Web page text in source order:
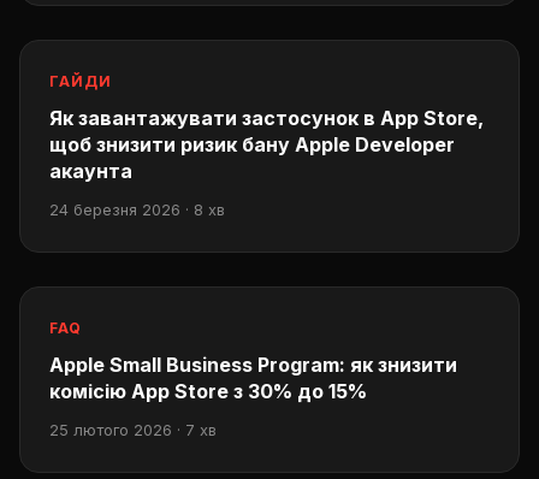
ГАЙДИ
Як завантажувати застосунок в App Store,
щоб знизити ризик бану Apple Developer
акаунта
24 березня 2026 · 8 хв
FAQ
Apple Small Business Program: як знизити
комісію App Store з 30% до 15%
25 лютого 2026 · 7 хв